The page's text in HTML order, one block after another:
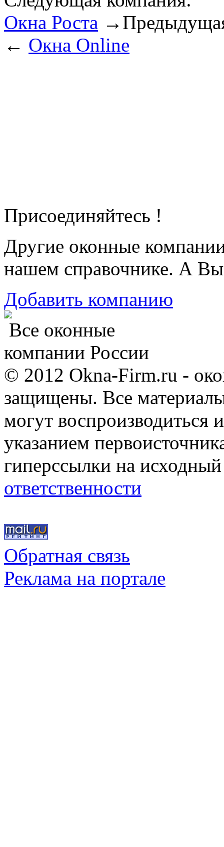
Окна Роста →
← Окна Online
Присоединяйтесь !
Другие оконные
нашем справочнике. А
Добавить компанию
Все оконные
компании России
© 2012 Okna-Firm.ru -
защищены. Все
могут воспроизводиться
указанием
гиперссылки на
ответственности
Обратная связь
Реклама на портале